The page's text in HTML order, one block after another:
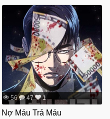
56 47 1
Nợ Máu Trả Máu